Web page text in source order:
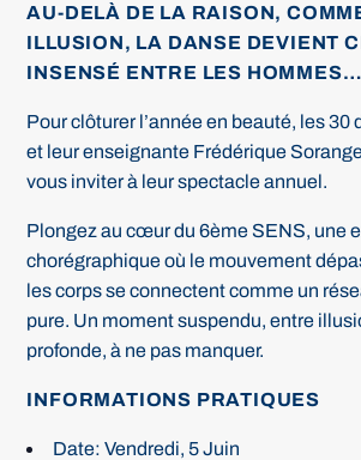
AU-DELÀ DE LA RAISON,
ILLUSION, LA DANSE DEVIENT
INSENSÉ ENTRE LES HOMMES…
Pour clôturer l’année en beauté, les 30
et leur enseignante Frédérique
vous inviter à leur spectacle annuel.
Plongez au cœur du 6ème SENS, une
chorégraphique où le mouvement
les corps se connectent comme un
pure. Un moment suspendu, entre
profonde, à ne pas manquer.
INFORMATIONS PRATIQUES
Date: Vendredi, 5 Juin